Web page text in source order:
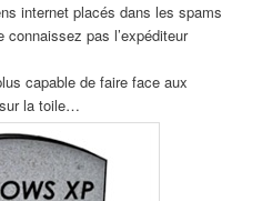
internet placés dans les spams
pas l’expéditeur
capable de faire face aux
la toile…